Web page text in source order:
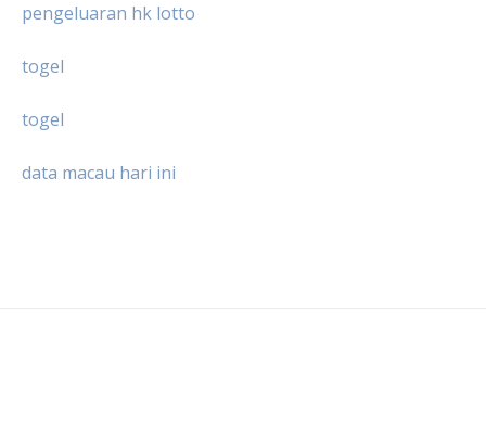
pengeluaran hk lotto
togel
togel
data macau hari ini